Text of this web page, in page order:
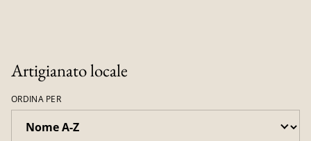
Artigianato locale
ORDINA PER